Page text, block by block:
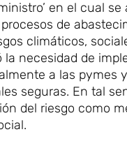
en el cual
de
climáticos,
la necesidad de
a las pymes
seguras. En tal
del riesgo como